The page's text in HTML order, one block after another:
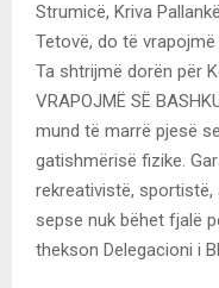
Strumicë, Kriva
Tetovë, do të
Ta shtrijmë dorën për
VRAPOJMË SË
mund të marrë pjesë
gatishmërisë fizike.
rekreativistë, sportistë,
sepse nuk bëhet fjalë
thekson Delegacioni i